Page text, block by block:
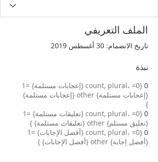
الملف التعريفي
تاريخ الانضمام: 30 أغسطس 2019
نبذة
0
{count, plural، =0 {إعجابات مستلمة} =1
{إعجابات مستلمة} other {إعجابات مستلمة}
}
0
{count, plural، =0 {تعليقات مستلمة} =1
{تعليق مستلم} other {تعليقات مستلمة} }
0
{count, plural، =0 {أفضل الإجابات} =1
{أفضل إجابة} other {أفضل الإجابات} }